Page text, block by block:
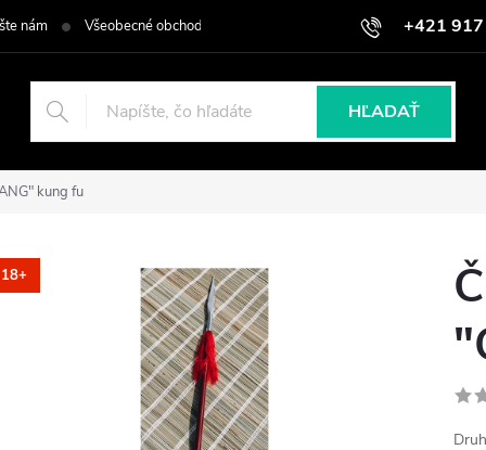
+421
nám Všeobecné obchodné podmienky Podmienky ochrany
HĽADAŤ
kung fu
18+